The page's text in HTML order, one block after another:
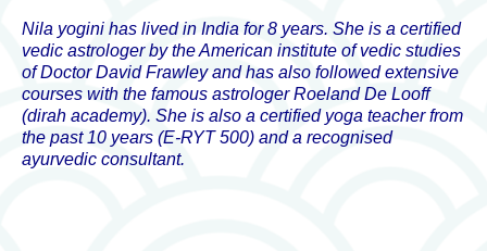
Jyotish (astrologie védique)
Jyotish, science cosmique
mantra et rudraksha
consultations
Nila yogini has lived in India for 8 years. She is a certified
vedic astrologer by the American institute of vedic studies
of Doctor David Frawley and has also followed extensive
courses with the famous astrologer Roeland De Looff
(dirah academy). She is also a certified yoga teacher from
the past 10 years (E-RYT 500) and a recognised
ayurvedic consultant.